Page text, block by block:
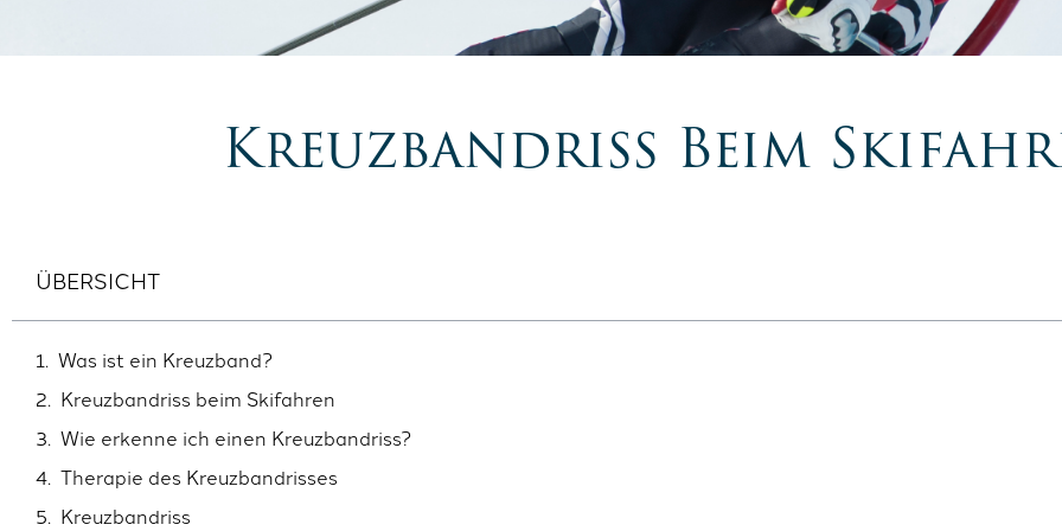
Kreuzbandriss Beim
ÜBERSICHT
Was ist ein Kreuzband?
Kreuzbandriss beim Skifahren
Wie erkenne ich einen Kreuzbandriss?
Therapie des Kreuzbandrisses
Kreuzbandriss